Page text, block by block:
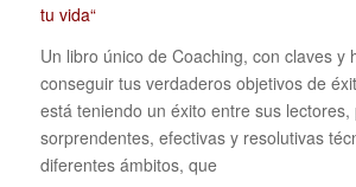
tu vida“
Un libro único de Coaching, con claves y
conseguir tus verdaderos objetivos de
está teniendo un éxito entre sus lectores,
sorprendentes, efectivas y resolutivas
diferentes ámbitos, que